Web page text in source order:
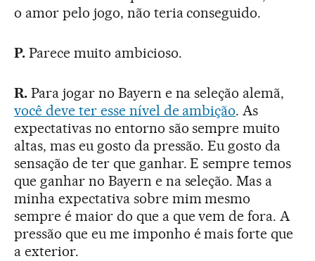
o amor pelo jogo, não teria conseguido.
P. Parece muito ambicioso.
R. Para jogar no Bayern e na seleção alemã,
você deve ter esse nível de ambição. As
expectativas no entorno são sempre muito
altas, mas eu gosto da pressão. Eu gosto da
sensação de ter que ganhar. E sempre temos
que ganhar no Bayern e na seleção. Mas a
minha expectativa sobre mim mesmo
sempre é maior do que a que vem de fora. A
pressão que eu me imponho é mais forte que
a exterior.